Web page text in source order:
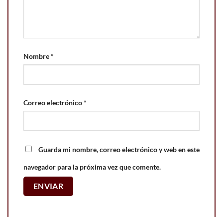
Nombre*
Correo electrónico*
Guarda mi nombre, correo electrónico y web en este
navegador para la próxima vez que comente.